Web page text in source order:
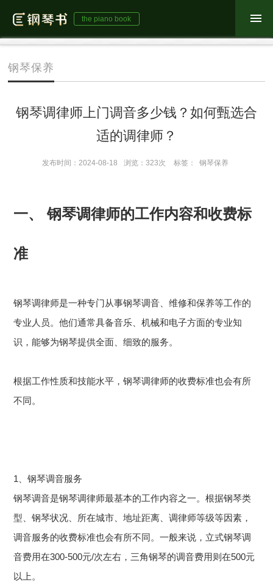
the piano book
钢琴保养
钢琴调律师上门调音多少钱？如何甄选合
适的调律师？
发布时间：2024-08-18 浏览：323次 标签： 钢琴保养
一、 钢琴调律师的工作内容和收费标
准
钢琴调律师是一种专门从事钢琴调音、维修和保养等工作的
专业人员。他们通常具备音乐、机械和电子方面的专业知
识，能够为钢琴提供全面、细致的服务。
根据工作性质和技能水平，钢琴调律师的收费标准也会有所
不同。
1、钢琴调音服务
钢琴调音是钢琴调律师最基本的工作内容之一。根据钢琴类
型、钢琴状况、所在城市、地址距离、调律师等级等因素，
调音服务的收费标准也会有所不同。一般来说，立式钢琴调
音费用在300-500元/次左右，三角钢琴的调音费用则在500元
以上。